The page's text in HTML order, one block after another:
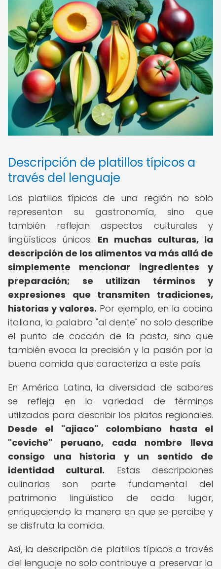
Descripción de platillos típicos a
través del lenguaje
Los platillos típicos de una región no solo
representan su gastronomía, sino que
también reflejan aspectos culturales y
lingüísticos únicos. En muchas culturas, la
descripción de los alimentos va más allá de
simplemente mencionar ingredientes y
preparación; se utilizan términos y
expresiones que transmiten tradiciones,
historias y valores. Por ejemplo, en la cocina
italiana, la palabra "al dente" no solo describe
el punto de cocción de la pasta, sino que
también evoca la precisión y la pasión por la
buena comida que caracteriza a este país.
En América Latina, la diversidad de sabores
se refleja en la variedad de términos
utilizados para describir los platos regionales.
Desde el "ajiaco" colombiano hasta el
"ceviche" peruano, cada nombre lleva
consigo una historia y un sentido de
identidad cultural. Estas descripciones
culinarias son parte fundamental del
patrimonio lingüístico de cada lugar,
enriqueciendo la manera en que se percibe y
se disfruta la comida.
Así, la descripción de platillos típicos a través
del lenguaje no solo contribuye a preservar la